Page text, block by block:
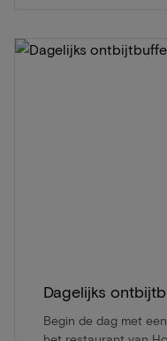
Dagelijks
Begin de dag met